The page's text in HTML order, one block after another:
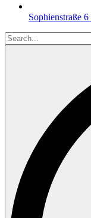
Sophienstraße